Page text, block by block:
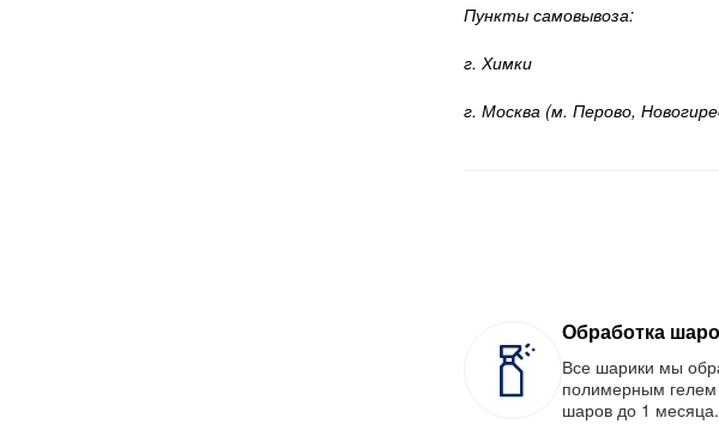
Пункты самовывоза:
г. Химки
г. Москва (м. Перово,
Обработка
Все шарики мы
полимерным гелем
шаров до 1 месяца.